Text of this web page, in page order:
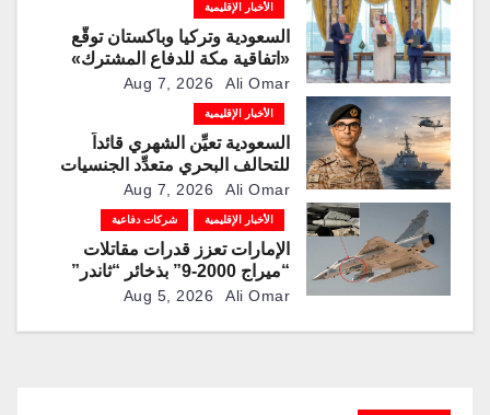
الأخبار الإقليمية
السعودية وتركيا وباكستان توقّع
«اتفاقية مكة للدفاع المشترك»
Aug 7, 2026 Ali Omar
الأخبار الإقليمية
السعودية تعيِّن الشهري قائداً
للتحالف البحري متعدِّد الجنسيات
Aug 7, 2026 Ali Omar
الأخبار الإقليمية شركات دفاعية
الإمارات تعزز قدرات مقاتلات
“ميراج 2000-9” بذخائر “ثاندر”
الذكية المطورة محليًا
Aug 5, 2026 Ali Omar